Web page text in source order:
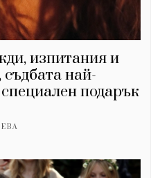
изпитания и
съдбата най-
подарък